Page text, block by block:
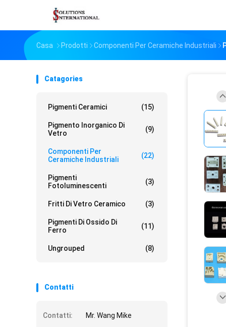
Casa Prodotti Componenti Per Ceramiche Industriali
Catagories
Pigmenti Ceramici (15)
Pigmento Inorganico Di
Vetro
(9)
Componenti Per
Ceramiche Industriali
(22)
Pigmenti
Fotoluminescenti
(3)
Fritti Di Vetro Ceramico (3)
Pigmenti Di Ossido Di
Ferro
(11)
Ungrouped (8)
Contatti
Contatti:
Mr. Wang Mike